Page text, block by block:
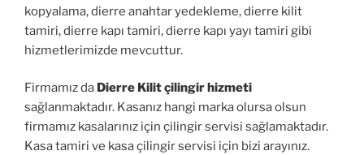
kopyalama, dierre anahtar yedekleme, dierre kilit
tamiri, dierre kapı tamiri, dierre kapı yayı tamiri gibi
hizmetlerimizde mevcuttur.
Firmamız da Dierre Kilit çilingir hizmeti
sağlanmaktadır. Kasanız hangi marka olursa olsun
firmamız kasalarınız için çilingir servisi sağlamaktadır.
Kasa tamiri ve kasa çilingir servisi için bizi arayınız.